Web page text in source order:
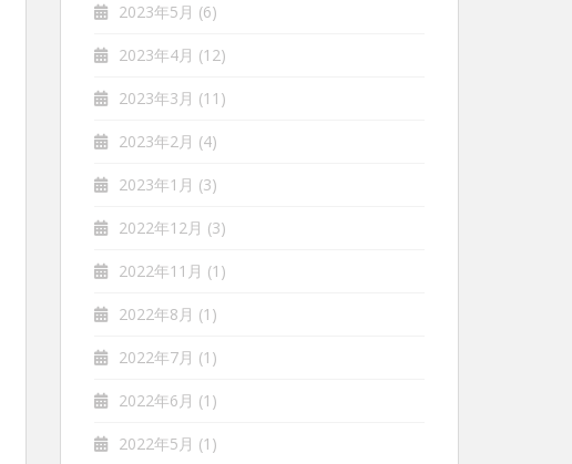
2023年5月 (6)
2023年4月 (12)
2023年3月 (11)
2023年2月 (4)
2023年1月 (3)
2022年12月 (3)
2022年11月 (1)
2022年8月 (1)
2022年7月 (1)
2022年6月 (1)
2022年5月 (1)